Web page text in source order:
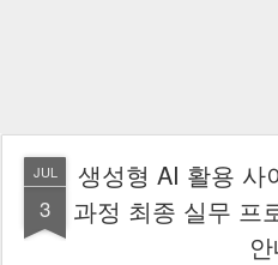
JUL
3
생성형 AI 활용 사
과정 최종 실무 프